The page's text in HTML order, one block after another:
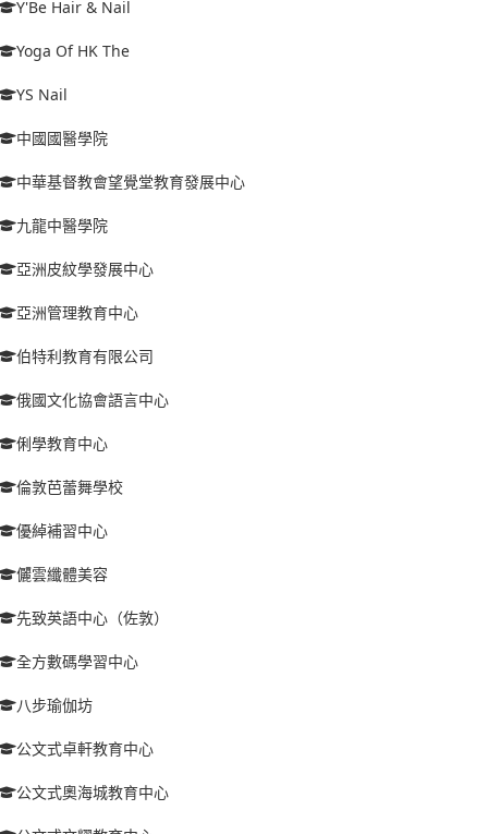
Y'Be Hair & Nail
Yoga Of HK The
YS Nail
中國國醫學院
中華基督教會望覺堂教育發展中心
九龍中醫學院
亞洲皮紋學發展中心
亞洲管理教育中心
伯特利教育有限公司
俄國文化協會語言中心
俐學教育中心
倫敦芭蕾舞學校
優綽補習中心
儷雲纖體美容
先致英語中心（佐敦）
全方數碼學習中心
八步瑜伽坊
公文式卓軒教育中心
公文式奧海城教育中心